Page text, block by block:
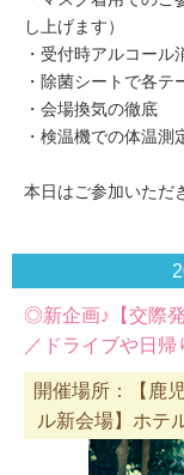
し上げます）
・受付時アルコール
・除菌シートで各
・会場換気の徹底
・検温機での体温測
本日はご参加いただ
◎新企画♪【交際
／ドライブや日
開催場所：【鹿
ル新会場】ホテ